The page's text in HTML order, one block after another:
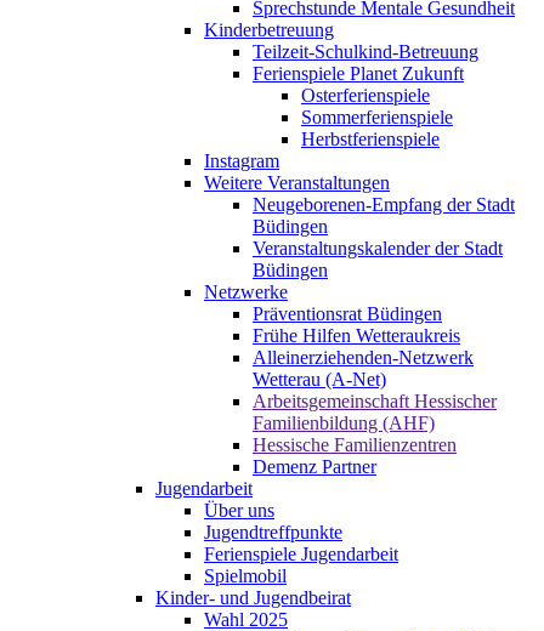
Sprechstunde Mentale Gesundheit
Kinderbetreuung
Teilzeit-Schulkind-Betreuung
Ferienspiele Planet Zukunft
Osterferienspiele
Sommerferienspiele
Herbstferienspiele
Instagram
Weitere Veranstaltungen
Neugeborenen-Empfang der Stadt
Büdingen
Veranstaltungskalender der Stadt
Büdingen
Netzwerke
Präventionsrat Büdingen
Frühe Hilfen Wetteraukreis
Alleinerziehenden-Netzwerk
Wetterau (A-Net)
Arbeitsgemeinschaft Hessischer
Familienbildung (AHF)
Hessische Familienzentren
Demenz Partner
Jugendarbeit
Über uns
Jugendtreffpunkte
Ferienspiele Jugendarbeit
Spielmobil
Kinder- und Jugendbeirat
Wahl 2025